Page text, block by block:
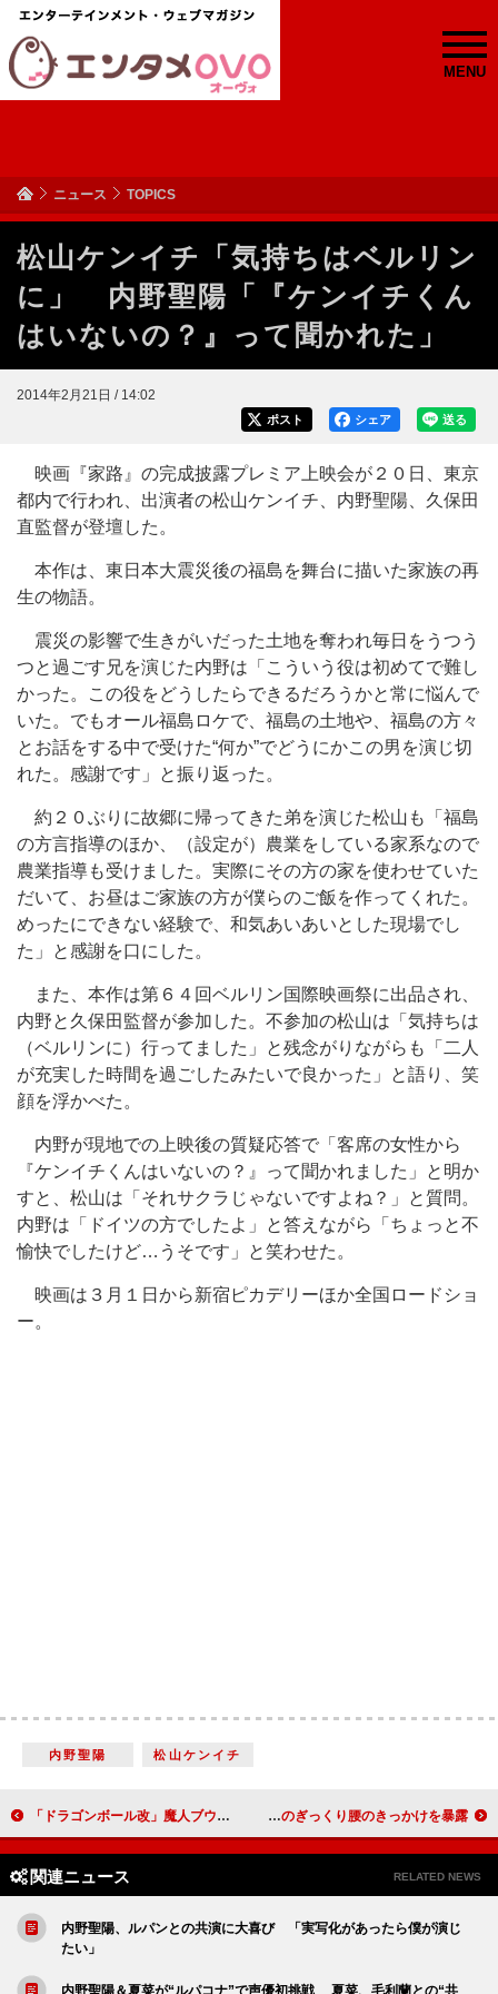
MENU
ニュース TOPICS
松山ケンイチ「気持ちはベルリン
に」 内野聖陽「『ケンイチくん
はいないの？』って聞かれた」
2014年2月21日 / 14:02
送る
シェア
ポスト
映画『家路』の完成披露プレミア上映会が２０日、東京
都内で行われ、出演者の松山ケンイチ、内野聖陽、久保田
直監督が登壇した。
本作は、東日本大震災後の福島を舞台に描いた家族の再
生の物語。
震災の影響で生きがいだった土地を奪われ毎日をうつう
つと過ごす兄を演じた内野は「こういう役は初めてで難し
かった。この役をどうしたらできるだろうかと常に悩んで
いた。でもオール福島ロケで、福島の土地や、福島の方々
とお話をする中で受けた“何か”でどうにかこの男を演じ切
れた。感謝です」と振り返った。
約２０ぶりに故郷に帰ってきた弟を演じた松山も「福島
の方言指導のほか、（設定が）農業をしている家系なので
農業指導も受けました。実際にその方の家を使わせていた
だいて、お昼はご家族の方が僕らのご飯を作ってくれた。
めったにできない経験で、和気あいあいとした現場でし
た」と感謝を口にした。
また、本作は第６４回ベルリン国際映画祭に出品され、
内野と久保田監督が参加した。不参加の松山は「気持ちは
（ベルリンに）行ってました」と残念がりながらも「二人
が充実した時間を過ごしたみたいで良かった」と語り、笑
顔を浮かべた。
内野が現地での上映後の質疑応答で「客席の女性から
『ケンイチくんはいないの？』って聞かれました」と明か
すと、松山は「それサクラじゃないですよね？」と質問。
内野は「ドイツの方でしたよ」と答えながら「ちょっと不
愉快でしたけど…うそです」と笑わせた。
映画は３月１日から新宿ピカデリーほか全国ロードショ
ー。
内野聖陽 松山ケンイチ
「ドラゴンボール改」魔人ブウ編が４月放送 最新デジタル技術で映像・音楽が一新 内博貴主演「オダサク」がミュージカル化で再演 錦織一清、内のぎっくり腰のきっかけを暴露
関連ニュース RELATED NEWS
内野聖陽、ルパンとの共演に大喜び 「実写化があったら僕が演じ
たい」
内野聖陽＆夏菜が“ルパコナ”で声優初挑戦 夏菜、毛利蘭との“共